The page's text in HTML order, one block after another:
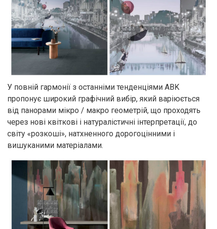
У повній гармонії з останніми тенденціями ABK
пропонує широкий графічний вибір, який варіюється
від панорами мікро / макро геометрій, що проходять
через нові квіткові і натуралістичні інтерпретації, до
світу «розкоші», натхненного дорогоцінними і
вишуканими матеріалами.